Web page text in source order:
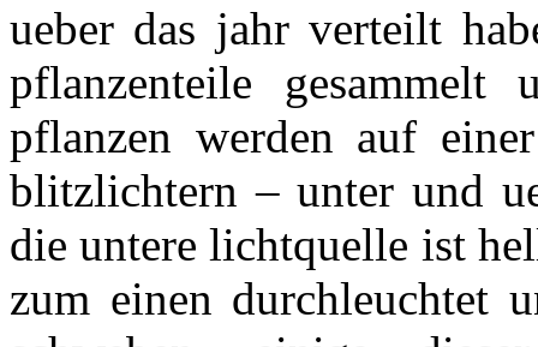
ueber das jahr verteilt
pflanzenteile
pflanzen werden auf
blitzlichtern – unter und
die untere lichtquelle ist
zum einen durchleuchtet